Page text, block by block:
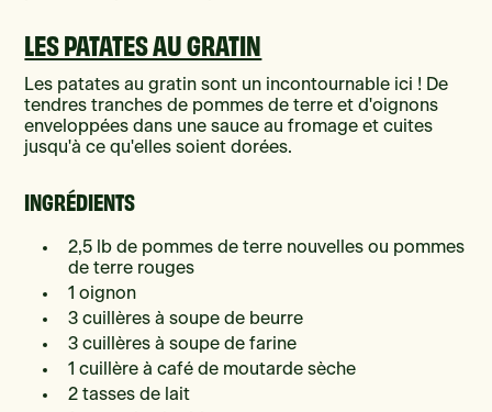
LES PATATES AU GRATIN
Les patates au gratin sont un incontournable ici ! De
tendres tranches de pommes de terre et d'oignons
enveloppées dans une sauce au fromage et cuites
jusqu'à ce qu'elles soient dorées.
INGRÉDIENTS
2,5 lb de pommes de terre nouvelles ou pommes
de terre rouges
1 oignon
3 cuillères à soupe de beurre
3 cuillères à soupe de farine
1 cuillère à café de moutarde sèche
2 tasses de lait